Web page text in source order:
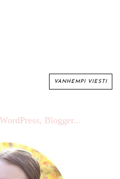
VANHEMPI VIESTI